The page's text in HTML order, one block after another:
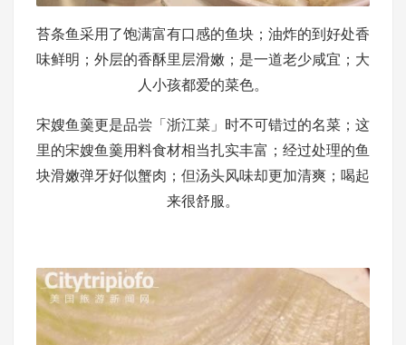
苔条鱼采用了饱满富有口感的鱼块；油炸的到好处香
味鲜明；外层的香酥里层滑嫩；是一道老少咸宜；大
人小孩都爱的菜色。
宋嫂鱼羹更是品尝「浙江菜」时不可错过的名菜；这
里的宋嫂鱼羹用料食材相当扎实丰富；经过处理的鱼
块滑嫩弹牙好似蟹肉；但汤头风味却更加清爽；喝起
来很舒服。